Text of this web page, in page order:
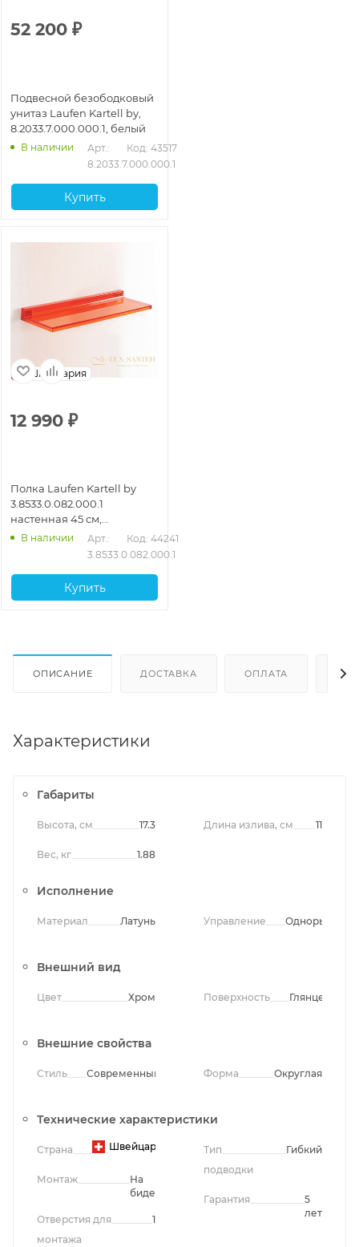
52 200 ₽
Подвесной безободковый
унитаз Laufen Kartell by,
8.2033.7.000.000.1, белый
В наличии
Арт.:
8.2033.7.000.000.1
Код: 43517
Купить
Швейцария
12 990 ₽
Полка Laufen Kartell by
3.8533.0.082.000.1
настенная 45 см,
оранжевый
В наличии
Арт.:
3.8533.0.082.000.1
Код: 44241
Купить
ОПИСАНИЕ ДОСТАВКА ОПЛАТА
Характеристики
Габариты
Высота, см 17.3
Вес, кг 1.88
Длина излива, см 11
Исполнение
Материал Латунь Управление
Внешний вид
Цвет Хром Поверхность Глянцевая
Внешние свойства
Стиль Современный Форма Округлая
Технические характеристики
Страна Швейцария
Монтаж
На
биде
Отверстия для
монтажа
1
Тип
подводки
Гибкий
Гарантия
5
лет